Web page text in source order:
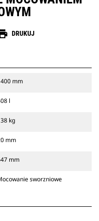
DRUKUJ
mm
l
kg
mm
mm
sworzniowe